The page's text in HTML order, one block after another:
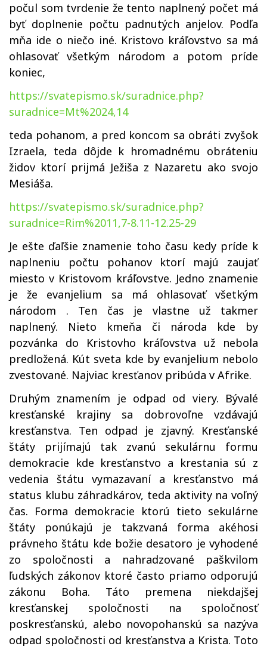
počul som tvrdenie že tento naplnený počet má
byť doplnenie počtu padnutých anjelov. Podľa
mňa ide o niečo iné. Kristovo kráľovstvo sa má
ohlasovať všetkým národom a potom príde
koniec,
https://svatepismo.sk/suradnice.php?
suradnice=Mt%2024,14
teda pohanom, a pred koncom sa obráti zvyšok
Izraela, teda dôjde k hromadnému obráteniu
židov ktorí prijmá Ježiša z Nazaretu ako svojo
Mesiáša.
https://svatepismo.sk/suradnice.php?
suradnice=Rim%2011,7-8.11-12.25-29
Je ešte ďaľšie znamenie toho času kedy príde k
naplneniu počtu pohanov ktorí majú zaujať
miesto v Kristovom kráľovstve. Jedno znamenie
je že evanjelium sa má ohlasovať všetkým
národom . Ten čas je vlastne už takmer
naplnený. Nieto kmeňa či národa kde by
pozvánka do Kristovho kráľovstva už nebola
predložená. Kút sveta kde by evanjelium nebolo
zvestované. Najviac kresťanov pribúda v Afrike.
Druhým znamením je odpad od viery. Bývalé
kresťanské krajiny sa dobrovoľne vzdávajú
kresťanstva. Ten odpad je zjavný. Kresťanské
štáty prijímajú tak zvanú sekulárnu formu
demokracie kde kresťanstvo a krestania sú z
vedenia štátu vymazavaní a kresťanstvo má
status klubu záhradkárov, teda aktivity na voľný
čas. Forma demokracie ktorú tieto sekulárne
štáty ponúkajú je takzvaná forma akéhosi
právneho štátu kde božie desatoro je vyhodené
zo spoločnosti a nahradzované paškvilom
ľudských zákonov ktoré často priamo odporujú
zákonu Boha. Táto premena niekdajšej
kresťanskej spoločnosti na spoločnosť
poskresťanskú, alebo novopohanskú sa nazýva
odpad spoločnosti od kresťanstva a Krista. Toto